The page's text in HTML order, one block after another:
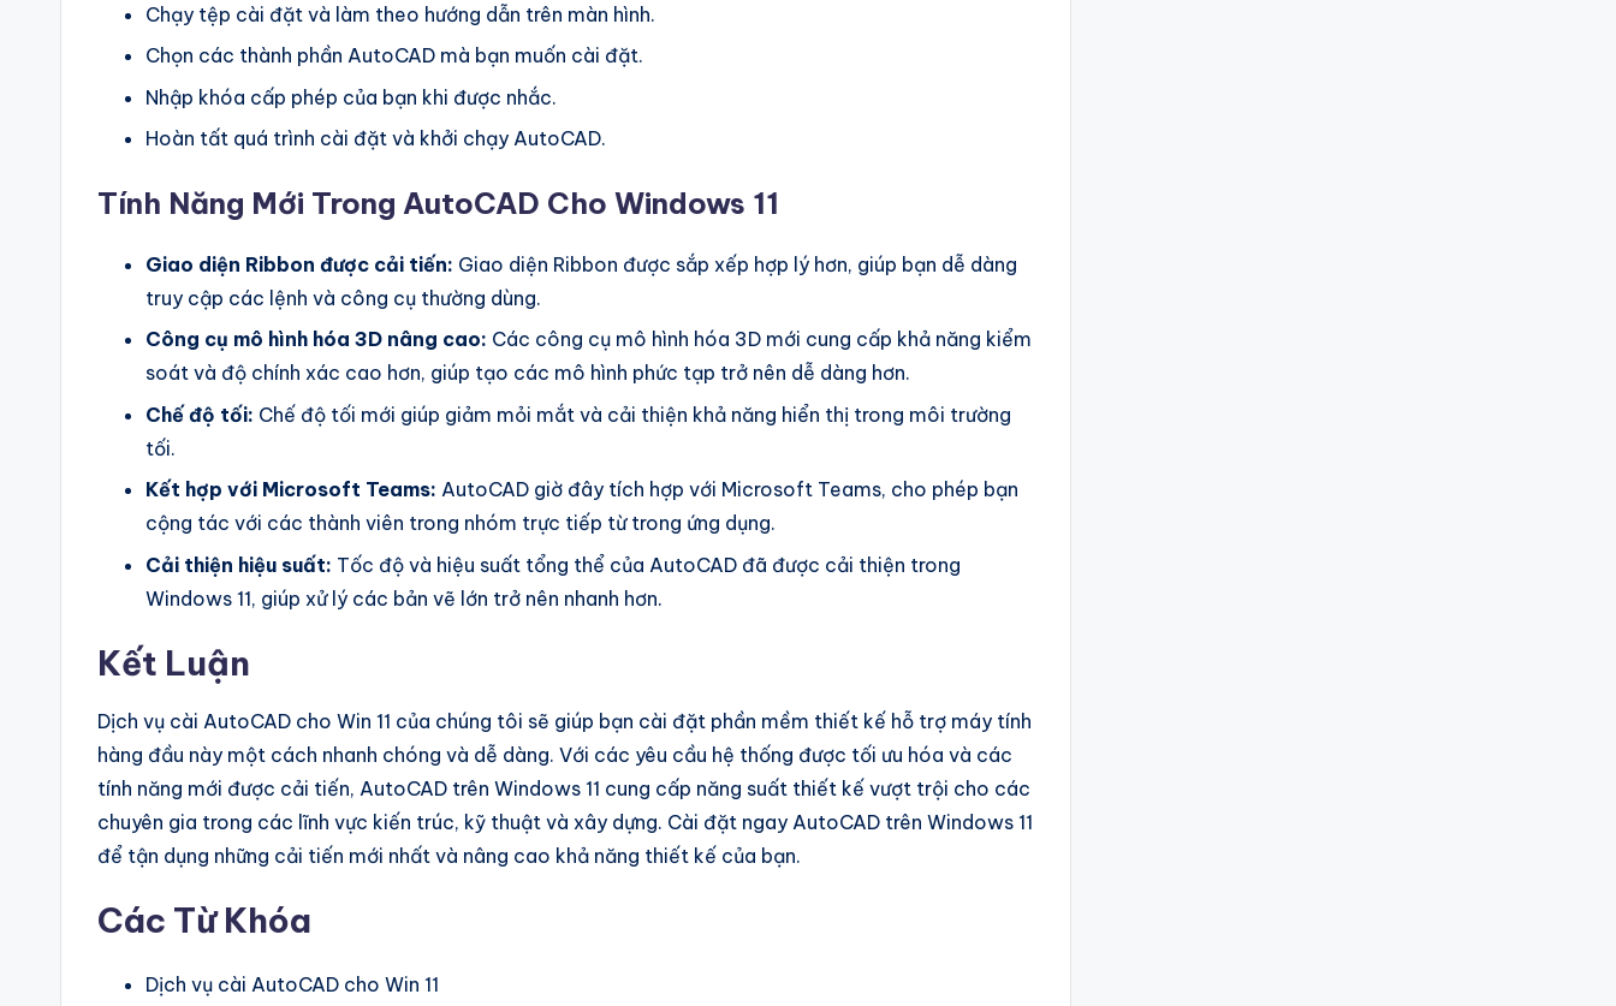
Chạy tệp cài đặt và làm theo hướng dẫn trên màn hình.
Chọn các thành phần AutoCAD mà bạn muốn cài đặt.
Nhập khóa cấp phép của bạn khi được nhắc.
Hoàn tất quá trình cài đặt và khởi chạy AutoCAD.
Tính Năng Mới Trong AutoCAD Cho Windows 11
Giao diện Ribbon được cải tiến: Giao diện Ribbon được sắp xếp hợp lý hơn, giúp bạn dễ dàng
truy cập các lệnh và công cụ thường dùng.
Công cụ mô hình hóa 3D nâng cao: Các công cụ mô hình hóa 3D mới cung cấp khả năng kiểm
soát và độ chính xác cao hơn, giúp tạo các mô hình phức tạp trở nên dễ dàng hơn.
Chế độ tối: Chế độ tối mới giúp giảm mỏi mắt và cải thiện khả năng hiển thị trong môi trường
tối.
Kết hợp với Microsoft Teams: AutoCAD giờ đây tích hợp với Microsoft Teams, cho phép bạn
cộng tác với các thành viên trong nhóm trực tiếp từ trong ứng dụng.
Cải thiện hiệu suất: Tốc độ và hiệu suất tổng thể của AutoCAD đã được cải thiện trong
Windows 11, giúp xử lý các bản vẽ lớn trở nên nhanh hơn.
Kết Luận
Dịch vụ cài AutoCAD cho Win 11 của chúng tôi sẽ giúp bạn cài đặt phần mềm thiết kế hỗ trợ máy tính
hàng đầu này một cách nhanh chóng và dễ dàng. Với các yêu cầu hệ thống được tối ưu hóa và các
tính năng mới được cải tiến, AutoCAD trên Windows 11 cung cấp năng suất thiết kế vượt trội cho các
chuyên gia trong các lĩnh vực kiến ​​trúc, kỹ thuật và xây dựng. Cài đặt ngay AutoCAD trên Windows 11
để tận dụng những cải tiến mới nhất và nâng cao khả năng thiết kế của bạn.
Các Từ Khóa
Dịch vụ cài AutoCAD cho Win 11